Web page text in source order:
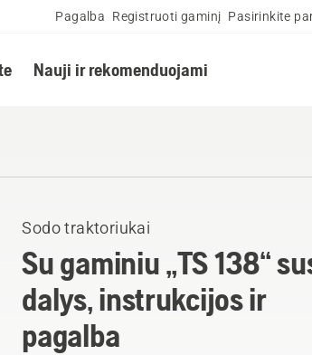
Pagalba Registruoti gaminį Pasirinkite
Nauji ir rekomenduojami
Sodo traktoriukai
Su gaminiu „TS 138“
dalys, instrukcijos ir
pagalba